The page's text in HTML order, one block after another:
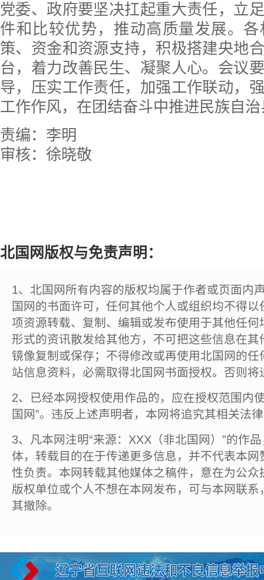
党委、政府要坚决扛起重大责任，立
件和比较优势，推动高质量发展。
策、资金和资源支持，积极搭建央地
台，着力改善民生、凝聚人心。会议
导，压实工作责任，加强工作联动，
工作作风，在团结奋斗中推进民族自
责编：李明
审核：徐晓敬
北国网版权与免责声明：
1、北国网所有内容的版权均属于作者或页面内
国网的书面许可，任何其他个人或组织均不得
项资源转载、复制、编辑或发布使用于其他任
形式的资讯散发给其他方，不可把这些信息在
镜像复制或保存；不得修改或再使用北国网的
站信息资料，必需取得北国网书面授权。否则将
2、已经本网授权使用作品的，应在授权范围内
国网”。违反上述声明者，本网将追究其相关法
3、凡本网注明“来源：XXX（非北国网）”的作
体，转载目的在于传递更多信息，并不代表本
性负责。本网转载其他媒体之稿件，意在为公
版权单位或个人不想在本网发布，可与本网联
其撤除。